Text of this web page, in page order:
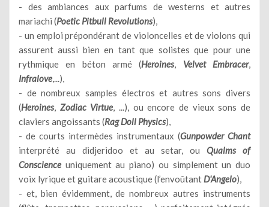
- des ambiances aux parfums de westerns et autres
mariachi (Poetic Pitbull Revolutions),
- un emploi prépondérant de violoncelles et de violons qui
assurent aussi bien en tant que solistes que pour une
rythmique en béton armé (Heroines, Velvet Embracer,
Infralove,...),
- de nombreux samples électros et autres sons divers
(Heroines, Zodiac Virtue, ...), ou encore de vieux sons de
claviers angoissants (Rag Doll Physics),
- de courts intermèdes instrumentaux (Gunpowder Chant
interprété au didjeridoo et au setar, ou Qualms of
Conscienceuniquement au piano) ou simplement un duo
voix lyrique et guitare acoustique (l’envoûtant D'Angelo),
- et, bien évidemment, de nombreux autres instruments